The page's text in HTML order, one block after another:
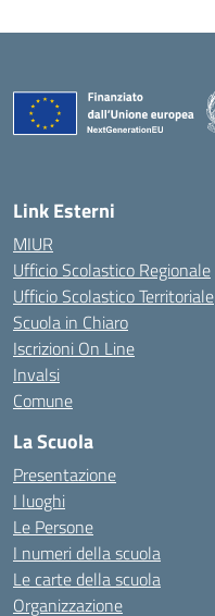
Link Esterni
MIUR
Ufficio Scolastico Regionale
Ufficio Scolastico Territoriale
Scuola in Chiaro
Iscrizioni On Line
Invalsi
Comune
La Scuola
Presentazione
I luoghi
Le Persone
I numeri della scuola
Le carte della scuola
Organizzazione